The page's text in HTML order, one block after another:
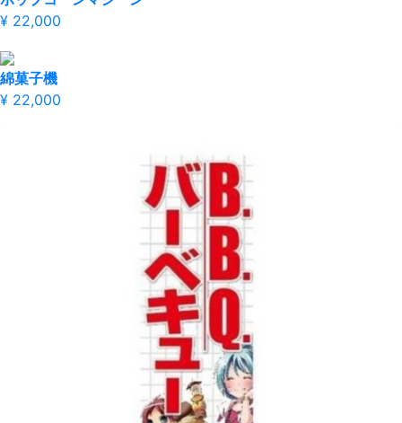
¥ 22,000
綿菓子機
¥ 22,000